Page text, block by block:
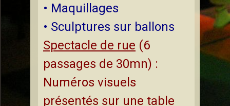
• Maquillages
• Sculptures sur ballons
Spectacle de rue (6
passages de 30mn) :
Numéros visuels
présentés sur une table